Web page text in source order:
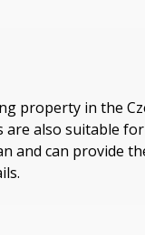
property in the
are also suitable for
and can provide